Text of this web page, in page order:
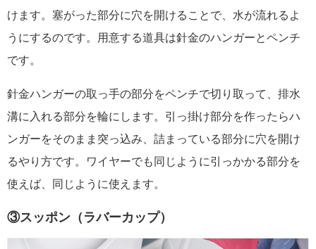
けます。塞がった部分に穴を開けることで、水が流れるよ
うにするのです。用意する道具は針金のハンガーとペンチ
です。
針金ハンガーの取っ手の部分をペンチで切り取って、排水
溝に入れる部分を輪にします。引っ掛け部分を作ったらハ
ンガーをそのまま突っ込み、詰まっている部分に穴を開け
るやり方です。ワイヤーでも同じように引っかかる部分を
使えば、同じように使えます。
③スッポン（ラバーカップ）